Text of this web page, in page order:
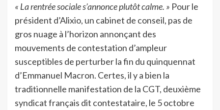
« La rentrée sociale s’annonce plutôt calme. » Pour le
président d’Alixio, un cabinet de conseil, pas de
gros nuage à l’horizon annonçant des
mouvements de contestation d’ampleur
susceptibles de perturber la fin du quinquennat
d’Emmanuel Macron. Certes, il y a bien la
traditionnelle manifestation de la CGT, deuxième
syndicat français dit contestataire, le 5 octobre